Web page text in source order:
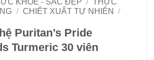
/ CHIẾT XUẤT TỰ NHIÊN
/
Puritan’s Pride
Turmeric 30 viên